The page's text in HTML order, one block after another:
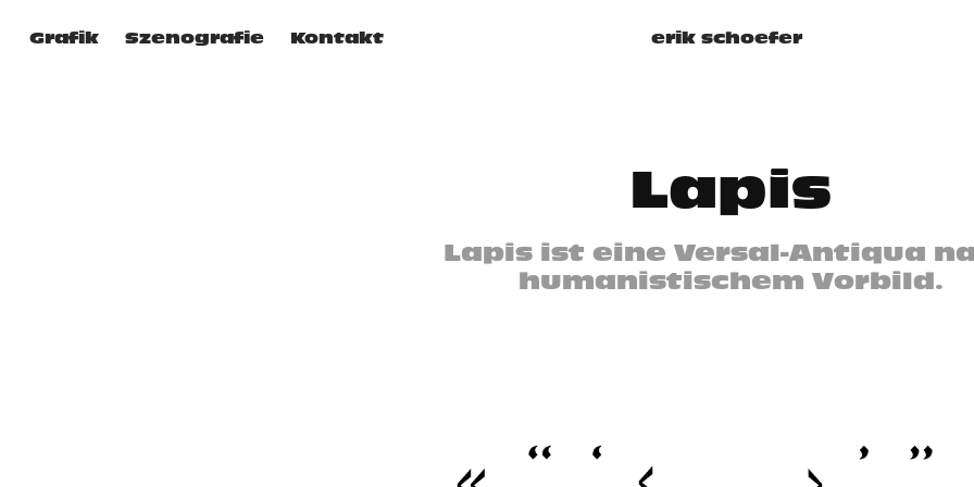
Grafik Szenografie Kontakt erik schoefer
Lapis
Lapis ist eine Versal-Antiqua
humanistischem Vorbild.